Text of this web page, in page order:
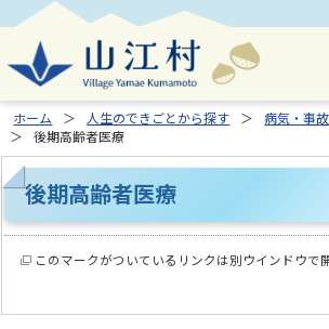
ホーム 人生のできごとから探す
病気・事
後期高齢者医療
後期高齢者医療
このマークがついているリンクは別ウインドウで